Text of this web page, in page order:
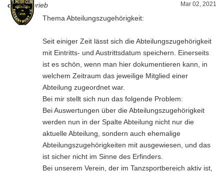
Mar 02, 2021
o2to schrieb
Thema Abteilungszugehörigkeit:
Seit einiger Zeit lässt sich die Abteilungszugehörigkeit
mit Eintritts- und Austrittsdatum speichern. Einerseits
ist es schön, wenn man hier dokumentieren kann, in
welchem Zeitraum das jeweilige Mitglied einer
Abteilung zugeordnet war.
Bei mir stellt sich nun das folgende Problem:
Bei Auswertungen über die Abteilungszugehörigkeit
werden nun in der Spalte Abteilung nicht nur die
aktuelle Abteilung, sondern auch ehemalige
Abteilungszugehörigkeiten mit ausgewiesen, und das
ist sicher nicht im Sinne des Erfinders.
Bei unserem Verein, der im Tanzsportbereich aktiv ist,